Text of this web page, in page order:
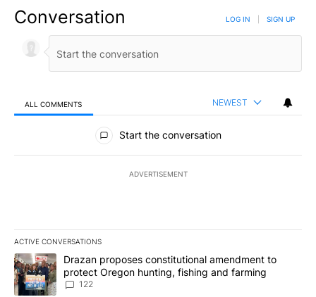
Conversation LOG IN SIGN UP
ALL COMMENTS NEWEST
All Comments
Start the conversation
ADVERTISEMENT
ACTIVE CONVERSATIONS
The following is a list of the most commented articles in the last
A trending article titled "Drazan proposes constitutional
Drazan proposes constitutional amendment to
protect Oregon hunting, fishing and farming
122